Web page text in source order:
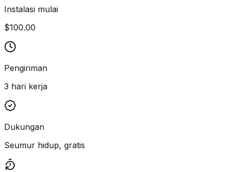
Instalasi mulai
$100.00
Pengiriman
3 hari kerja
Dukungan
Seumur hidup, gratis